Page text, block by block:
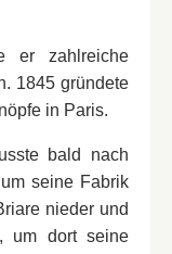
er zahlreiche
1845 gründete
in Paris.
bald nach
seine Fabrik
nieder und
um dort seine